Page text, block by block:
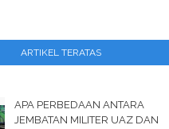
ARTIKEL TERATAS
APA PERBEDAAN ANTARA
JEMBATAN MILITER UAZ DAN